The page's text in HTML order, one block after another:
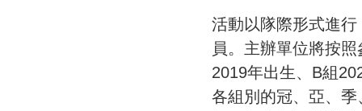
活動以隊際形式進
員。主辦單位將按
2019年出生、B組
各組別的冠、亞、